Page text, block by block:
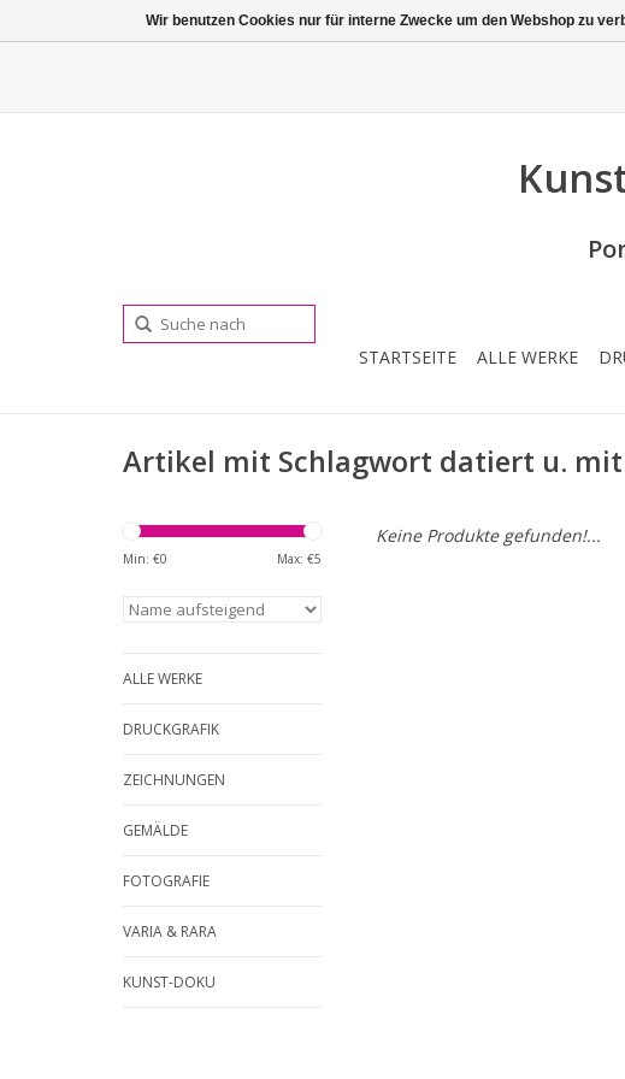
STARTSEITE ALLE WERKE
Artikel mit Schlagwort datiert u. mit
Min: €0 Max: €5
ALLE WERKE
DRUCKGRAFIK
ZEICHNUNGEN
GEMÄLDE
FOTOGRAFIE
VARIA & RARA
KUNST-DOKU
Keine Produkte gefunden!...
Wir benutzen Cookies nur für interne Zwecke um den Webshop zu